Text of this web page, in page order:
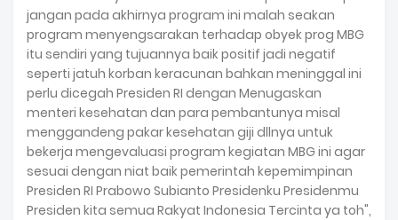
jangan pada akhirnya program ini malah seakan
program menyengsarakan terhadap obyek prog MBG
itu sendiri yang tujuannya baik positif jadi negatif
seperti jatuh korban keracunan bahkan meninggal ini
perlu dicegah Presiden RI dengan Menugaskan
menteri kesehatan dan para pembantunya misal
menggandeng pakar kesehatan giji dllnya untuk
bekerja mengevaluasi program kegiatan MBG ini agar
sesuai dengan niat baik pemerintah kepemimpinan
Presiden RI Prabowo Subianto Presidenku Presidenmu
Presiden kita semua Rakyat Indonesia Tercinta ya toh",